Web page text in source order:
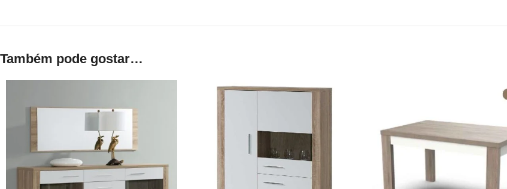
Também pode gostar…